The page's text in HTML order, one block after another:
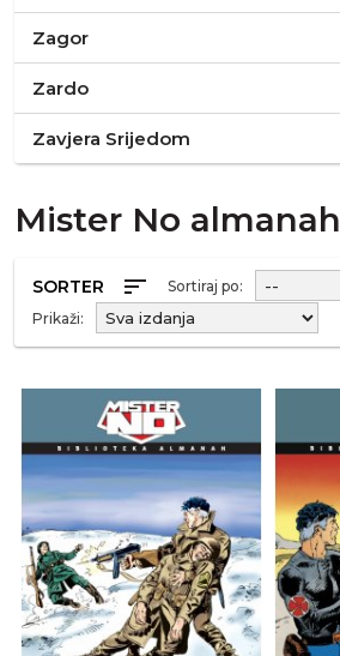
Zagor
Zardo
Zavjera Srijedom
Mister No almanah
SORTER sort
Sortiraj po:
Prikaži: